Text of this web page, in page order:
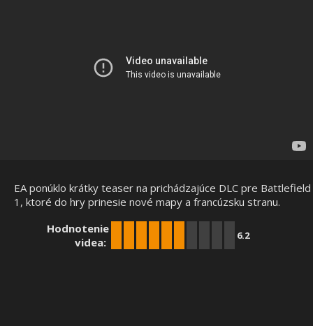
EA ponúklo krátky teaser na prichádzajúce DLC pre Battlefield
1, ktoré do hry prinesie nové mapy a francúzsku stranu.
Hodnotenie
videa:
6.2